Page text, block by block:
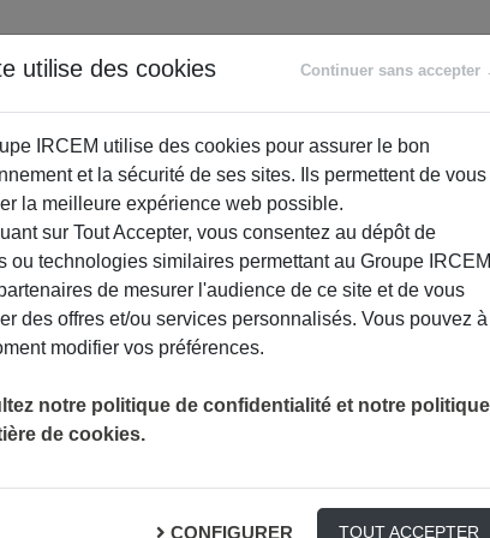
RETRAITE
ACCOMPAGNEMENT
utilise des cookies Continuer sans accepter
IRCEM utilise des cookies pour assurer le bon
et la sécurité de ses sites. Ils permettent de vous
la meilleure expérience web possible.
sur Tout Accepter, vous consentez au dépôt de
ou technologies similaires permettant au Groupe IRCEM
de mesurer l'audience de ce site et de vous
des offres et/ou services personnalisés. Vous pouvez à
modifier vos préférences.
notre politique de confidentialité et notre politique
de cookies.
CONFIGURER TOUT ACCEPTER